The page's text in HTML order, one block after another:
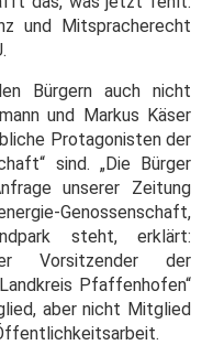
und Mitspracherecht
Bürgern auch nicht
und Markus Käser
Protagonisten der
sind. „Die Bürger
unserer Zeitung
Genossenschaft,
steht, erklärt:
Vorsitzender der
Pfaffenhofen“
aber nicht Mitglied